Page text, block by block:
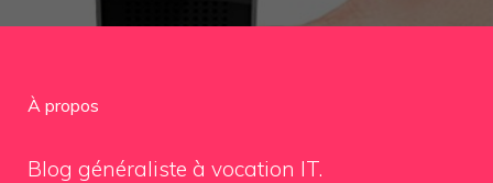
À propos
Blog généraliste à vocation IT.